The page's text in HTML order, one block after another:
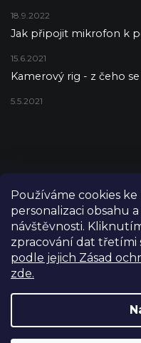
Používáme cookies
personalizaci obsahu
návštěvnosti.
zpracování dat třetími
podle jejich Zásad
zde.
18.9.2022
Jak připojit mikrofon k
15.6.2021
Kamerový rig - z čeho se
5.5.2021
Copyright 2026FILM-
Upravit